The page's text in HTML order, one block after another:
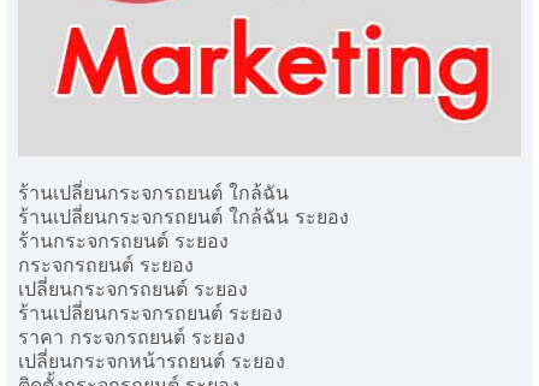
ร้านเปลี่ยนกระจกรถยนต์ ใกล้ฉัน
ร้านเปลี่ยนกระจกรถยนต์ ใกล้ฉัน ระยอง
ร้านกระจกรถยนต์ ระยอง
กระจกรถยนต์ ระยอง
เปลี่ยนกระจกรถยนต์ ระยอง
ร้านเปลี่ยนกระจกรถยนต์ ระยอง
ราคา กระจกรถยนต์ ระยอง
เปลี่ยนกระจกหน้ารถยนต์ ระยอง